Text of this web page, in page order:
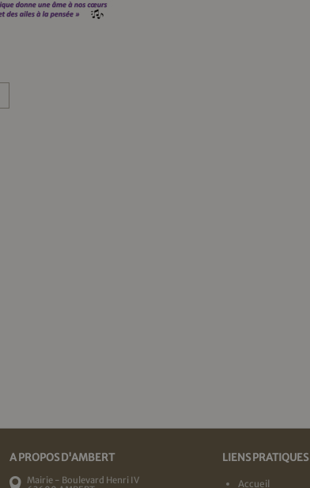
A PROPOS D'AMBERT
Mairie - Boulevard Henri IV
LIENS PRATIQUES
Accueil